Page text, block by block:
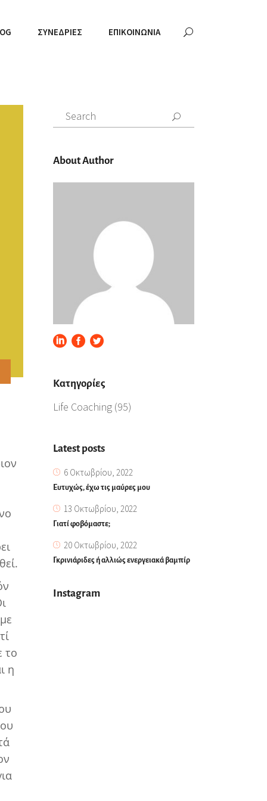
ΣΥΝΕΔΡΊΕΣ ΕΠΙΚΟΙΝΩΝΊΑ
το
η
Search
for:
About Author
Kατηγορίες
Life Coaching(95)
Latest posts
6 Οκτωβρίου, 2022
Ευτυχώς, έχω τις μαύρες μου
13 Οκτωβρίου, 2022
Γιατί φοβόμαστε;
20 Οκτωβρίου, 2022
Γκρινιάριδες ή αλλιώς ενεργειακά βαμπίρ
Instagram